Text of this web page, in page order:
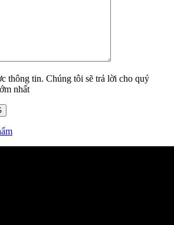
thông tin. Chúng tôi sẽ trả lời cho quý
nhất